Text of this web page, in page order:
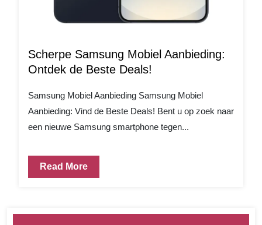
Scherpe Samsung Mobiel Aanbieding:
Ontdek de Beste Deals!
Samsung Mobiel Aanbieding Samsung Mobiel
Aanbieding: Vind de Beste Deals! Bent u op zoek naar
een nieuwe Samsung smartphone tegen...
Read More